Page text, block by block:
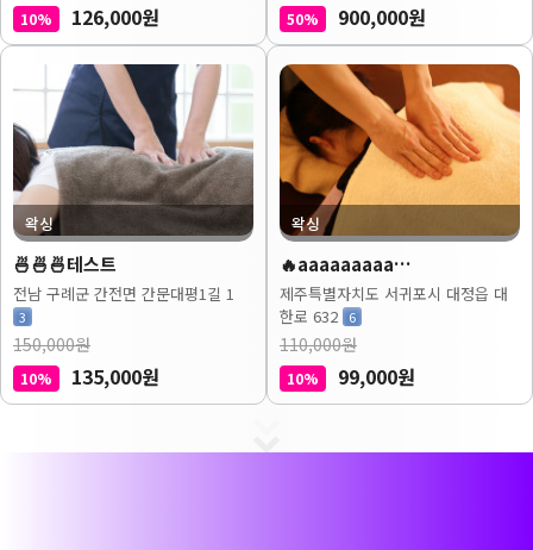
10% 126,000원 50% 900,000원
왁싱
🍜🍜🍜테스트
전남 구례군 간전면 간문대평1길 1
3
150,000원
10% 135,000원
왁싱
🔥aaaaaaaaa…
제주특별자치도 서귀포시 대정읍 대
한로 632 6
110,000원
10% 99,000원